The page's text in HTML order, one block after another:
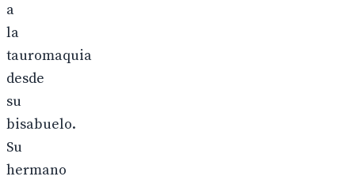
a
la
tauromaquia
desde
su
bisabuelo.
Su
hermano